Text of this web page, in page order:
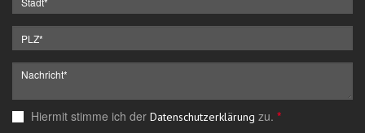
Hiermit stimme ich der Datenschutzerklärung zu. *